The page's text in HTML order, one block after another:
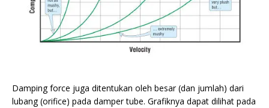
Damping force juga ditentukan oleh besar (dan jumlah) dari
lubang (orifice) pada damper tube. Grafiknya dapat dilihat pada